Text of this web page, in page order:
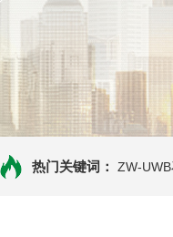
热门关键词： ZW-